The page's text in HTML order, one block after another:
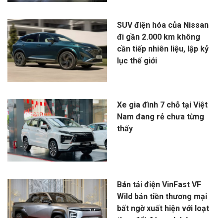
SUV điện hóa của Nissan
đi gần 2.000 km không
cần tiếp nhiên liệu, lập kỷ
lục thế giới
Xe gia đình 7 chỗ tại Việt
Nam đang rẻ chưa từng
thấy
Bán tải điện VinFast VF
Wild bản tiền thương mại
bất ngờ xuất hiện với loạt